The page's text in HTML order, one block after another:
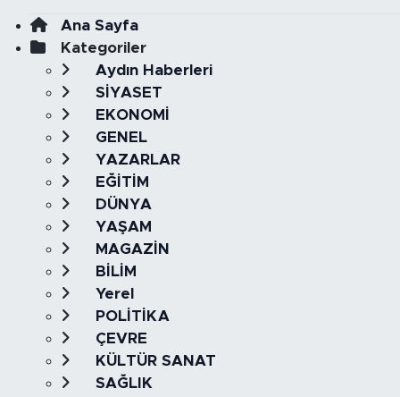
Ana Sayfa
Kategoriler
Aydın Haberleri
SİYASET
EKONOMİ
GENEL
YAZARLAR
EĞİTİM
DÜNYA
YAŞAM
MAGAZİN
BİLİM
Yerel
POLİTİKA
ÇEVRE
KÜLTÜR SANAT
SAĞLIK